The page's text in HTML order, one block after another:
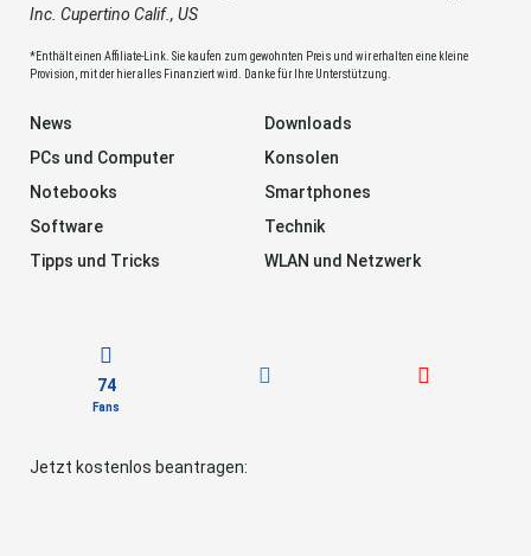
Inc. Cupertino Calif., US
*Enthält einen Affiliate-Link. Sie kaufen zum gewohnten Preis und wir erhalten eine kleine
Provision, mit der hier alles Finanziert wird. Danke für Ihre Unterstützung.
News
Downloads
PCs und Computer
Konsolen
Notebooks
Smartphones
Software
Technik
Tipps und Tricks
WLAN und Netzwerk
74
Fans
Jetzt kostenlos beantragen: